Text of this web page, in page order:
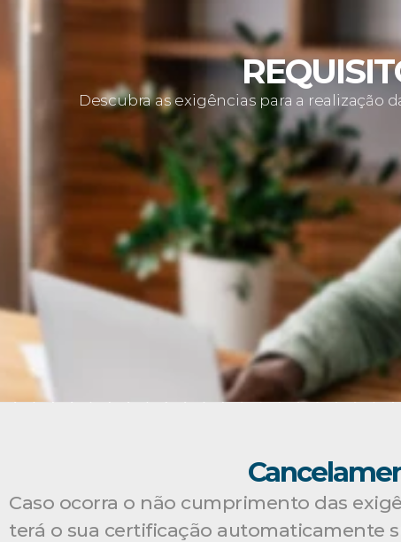
Descubra as exigências para a realização
Caso ocorra o não cumprimento das
terá o sua certificação automaticamente